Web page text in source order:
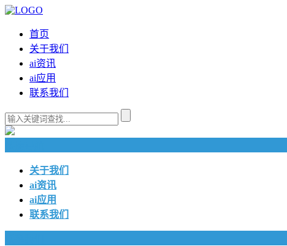
首页
关于我们
ai资讯
ai应用
联系我们
关于我们
ai资讯
ai应用
联系我们